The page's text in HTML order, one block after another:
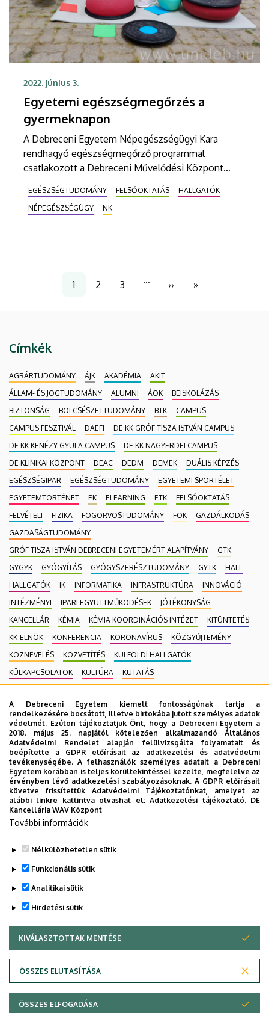
2022. június 3.
Egyetemi egészségmegőrzés a
gyermeknapon
A Debreceni Egyetem Népegészségügyi Kara
rendhagyó egészségmegőrző programmal
csatlakozott a Debreceni Művelődési Központ
eseményen a dietetikus és gyógytornász hallgatók
a gyerekek és a szülők figyelmét is felhívták az
EGÉSZSÉGTUDOMÁNY FELSŐOKTATÁS
HALLGATÓK
NÉPEGÉSZSÉGÜGY
NK
Oldalszámozás
Jelenlegi
1
Page
2
Page
3
…
Következő
››
Utolsó
»
Címkék
AGRÁRTUDOMÁNY ÁJK AKADÉMIA
AKIT
ÁLLAM- ÉS JOGTUDOMÁNY
ALUMNI ÁOK
BEISKOLÁZÁS
BIZTONSÁG
BÖLCSÉSZETTUDOMÁNY BTK
CAMPUS
CAMPUS FESZTIVÁL
DAEFI
DE KK GRÓF TISZA ISTVÁN CAMPUS
DE KK KENÉZY GYULA CAMPUS
DE KK NAGYERDEI CAMPUS
DE KLINIKAI KÖZPONT
DEAC DEDM DEMEK
DUÁLIS KÉPZÉS
EGÉSZSÉGIPAR
EGÉSZSÉGTUDOMÁNY
EGYETEMI SPORTÉLET
EGYETEMTÖRTÉNET
EK ELEARNING ETK
FELSŐOKTATÁS
FELVÉTELI
FIZIKA FOGORVOSTUDOMÁNY FOK
GAZDÁLKODÁS
GAZDASÁGTUDOMÁNY
GRÓF TISZA ISTVÁN DEBRECENI EGYETEMÉRT ALAPÍTVÁNY
GTK
GYGYK
GYÓGYÍTÁS GYÓGYSZERÉSZTUDOMÁNY GYTK
HALL
HALLGATÓK
IK INFORMATIKA INFRASTRUKTÚRA
INNOVÁCIÓ
INTÉZMÉNYI
IPARI EGYÜTTMŰKÖDÉSEK
JÓTÉKONYSÁG
KANCELLÁR
KÉMIA KÉMIA KOORDINÁCIÓS INTÉZET
KITÜNTETÉS
KK-ELNÖK
KONFERENCIA KORONAVÍRUS
KÖZGYŰJTEMÉNY
KÖZNEVELÉS
KÖZVETÍTÉS
KÜLFÖLDI HALLGATÓK
KÜLKAPCSOLATOK
KULTÚRA
KUTATÁS
MOBILITÁSI PROGRAM
MULTIMÉDIA MŰSZAKI
NEKROLÓG
NÉPEGÉSZSÉGÜGY
NEUROTECH NEVELÉSTUDOMÁNY
NK
OKTATÁS
ORVOSTUDOMÁNY
PEDAGÓGUSKÉPZŐ KÖZPONT
PONTHATÁROK
RAK RANGSOR REKTOR
SET KÖZPONT
SIÓFOK CAMPUS
SPORT SPORTTUDOMÁNYOK
STUDYVERSITY
SZENIOR EGYETEM
SZOLNOK CAMPUS
TÁRSADALOMTUDOMÁNY
TDK
TEHETSÉGGONDOZÁS
TUDOMÁNY
UD CATAPULT
ZK
ZÖLD EGYETEM
Adatvédelem
A Debreceni Egyetem kiemelt fontosságúnak tartja a
rendelkezésére bocsátott, illetve birtokába jutott személyes adatok
védelmét. Ezúton tájékoztatjuk Önt, hogy a Debreceni Egyetem a
2018. május 25. napjától kötelezően alkalmazandó Általános
Adatvédelmi Rendelet alapján felülvizsgálta folyamatait és
beépítette a GDPR előírásait az adatkezelési és adatvédelmi
tevékenységébe. A felhasználók személyes adatait a Debreceni
Egyetem korábban is teljes körültekintéssel kezelte, megfelelve az
érvényben lévő adatkezelési szabályozásoknak. A GDPR előírásait
követve frissítettük Adatvédelmi Tájékoztatónkat, amelyet az
alábbi linkre kattintva olvashat el:Adatkezelési tájékoztató. DE
Kancellária WAV Központ
További információk
Nélkülözhetetlen sütik
Funkcionális sütik
Analitikai sütik
Hirdetési sütik
KIVÁLASZTOTTAK MENTÉSE
ÖSSZES ELUTASÍTÁSA
WITHDRAW CONSENT
ÖSSZES ELFOGADÁSA